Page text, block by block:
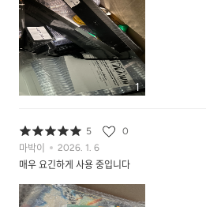
1
5 0
마박이 2026. 1. 6
매우 요긴하게 사용 중입니다